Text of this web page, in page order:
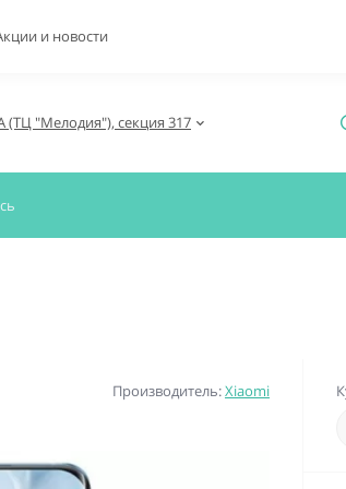
и новости
(ТЦ "Мелодия"), секция 317
Производитель:Xiaomi